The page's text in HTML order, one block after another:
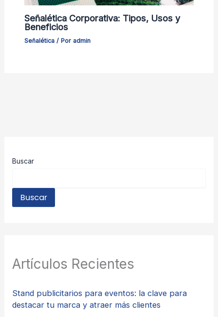
Señalética Corporativa: Tipos, Usos y
Beneficios
Señalética/ Por admin
Buscar
Buscar
Artículos Recientes
Stand publicitarios para eventos: la clave para
destacar tu marca y atraer más clientes